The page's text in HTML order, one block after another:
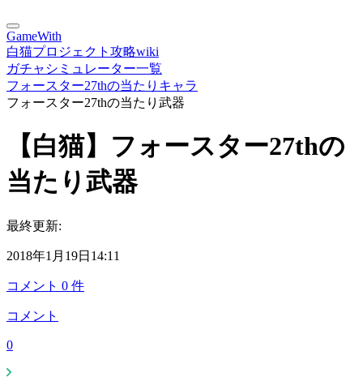
GameWith
白猫プロジェクト攻略wiki
ガチャシミュレーター一覧
フォースター27thの当たりキャラ
フォースター27thの当たり武器
【白猫】フォースター27thの
当たり武器
最終更新:
2018年1月19日14:11
コメント 0 件
コメント
0